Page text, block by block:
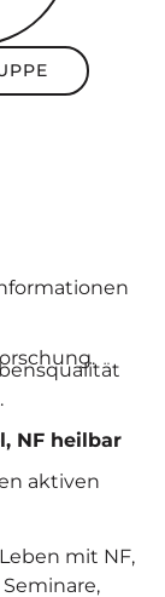
NF heilbar
aktiven
mit NF,